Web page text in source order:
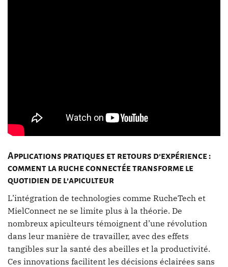
Applications pratiques et retours d’expérience :
comment la ruche connectée transforme le
quotidien de l’apiculteur
L’intégration de technologies comme RucheTech et
MielConnect ne se limite plus à la théorie. De
nombreux apiculteurs témoignent d’une révolution
dans leur manière de travailler, avec des effets
tangibles sur la santé des abeilles et la productivité.
Ces innovations facilitent les décisions éclairées sans